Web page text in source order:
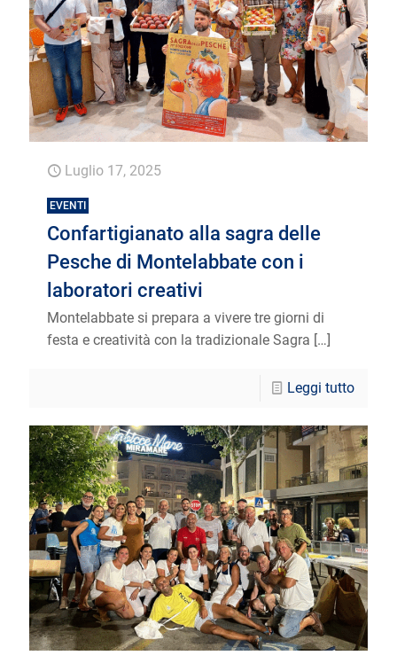
Luglio 17, 2025
EVENTI
Confartigianato alla sagra delle
Pesche di Montelabbate con i
laboratori creativi
Montelabbate si prepara a vivere tre giorni di
festa e creatività con la tradizionale Sagra […]
Leggi tutto